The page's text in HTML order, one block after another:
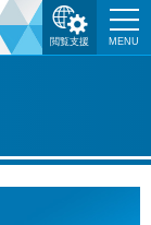
閲覧支援 MENU